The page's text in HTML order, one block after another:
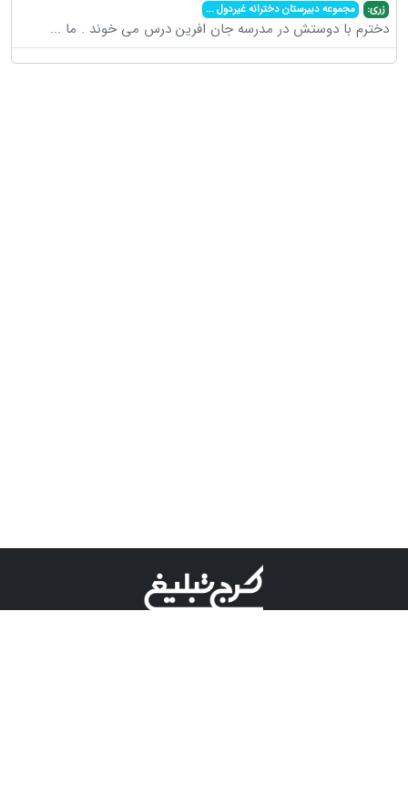
زری: مجموعه دبیرستان دخترانه غیردول...
دخترم با دوستش در مدرسه جان افرین درس می خوند . ما ...